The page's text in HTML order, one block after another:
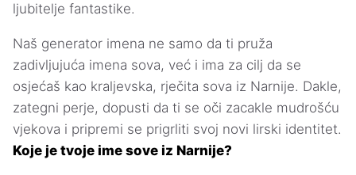
ljubitelje fantastike.
Naš generator imena ne samo da ti pruža
zadivljujuća imena sova, već i ima za cilj da se
osjećaš kao kraljevska, rječita sova iz Narnije. Dakle,
zategni perje, dopusti da ti se oči zacakle mudrošću
vjekova i pripremi se prigrliti svoj novi lirski identitet.
Koje je tvoje ime sove iz Narnije?